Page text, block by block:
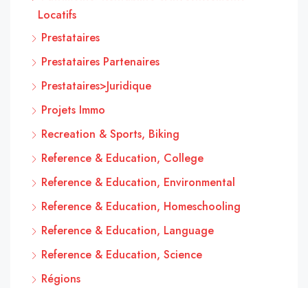
Locatifs
Prestataires
Prestataires Partenaires
Prestataires>Juridique
Projets Immo
Recreation & Sports, Biking
Reference & Education, College
Reference & Education, Environmental
Reference & Education, Homeschooling
Reference & Education, Language
Reference & Education, Science
Régions